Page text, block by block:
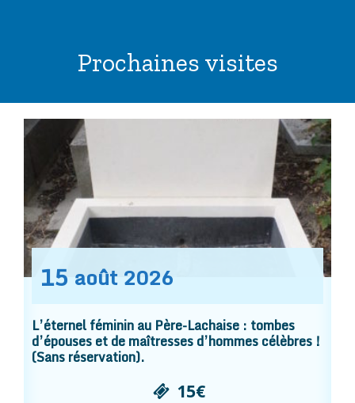
Prochaines visites
15 août 2026
L’éternel féminin au Père-Lachaise : tombes
d’épouses et de maîtresses d’hommes célèbres !
(Sans réservation).
15€